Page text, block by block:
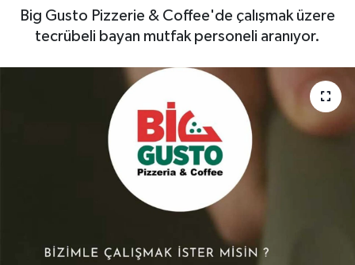
Big Gusto Pizzerie & Coffee'de çalışmak üzere
tecrübeli bayan mutfak personeli aranıyor.
Ekonomi
Kültür-Sanat
Röportaj
Yerel Haber
Ekonomi
Kültür-Sanat
Sektörel
Tüm Manşetler
Son Dakika Haberleri
Haber Arşivi